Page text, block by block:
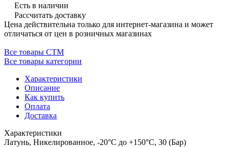
Есть в наличии
Рассчитать доставку
Цена действительна только для интернет-магазина и может
отличаться от цен в розничных магазинах
Все товары СТМ
Все товары категории
Характеристики
Описание
Как купить
Оплата
Доставка
Характеристики
Латунь, Никелированное, -20°С до +150°С, 30 (Бар)